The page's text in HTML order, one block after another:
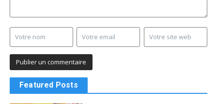
Featured Posts